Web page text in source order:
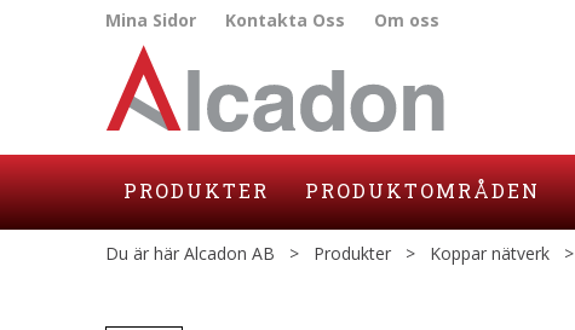
Mina Sidor Kontakta Oss Om oss
PRODUKTER PRODUKTOMRÅDEN
Du är här Alcadon AB > Produkter > Koppar nätverk >